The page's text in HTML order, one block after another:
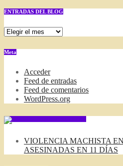
ENTRADAS DEL BLOG
ENTRADAS
BLOG
Meta
Acceder
Feed de entradas
Feed de comentarios
WordPress.org
VIOLENCIA MACHISTA
ASESINADAS EN 11 DÍAS